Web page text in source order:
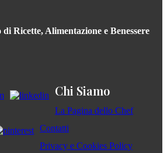
Ricette, Alimentazione e Benessere
Chi Siamo
La Pagina dello Chef
Contatti
Privacy e Cookies Policy